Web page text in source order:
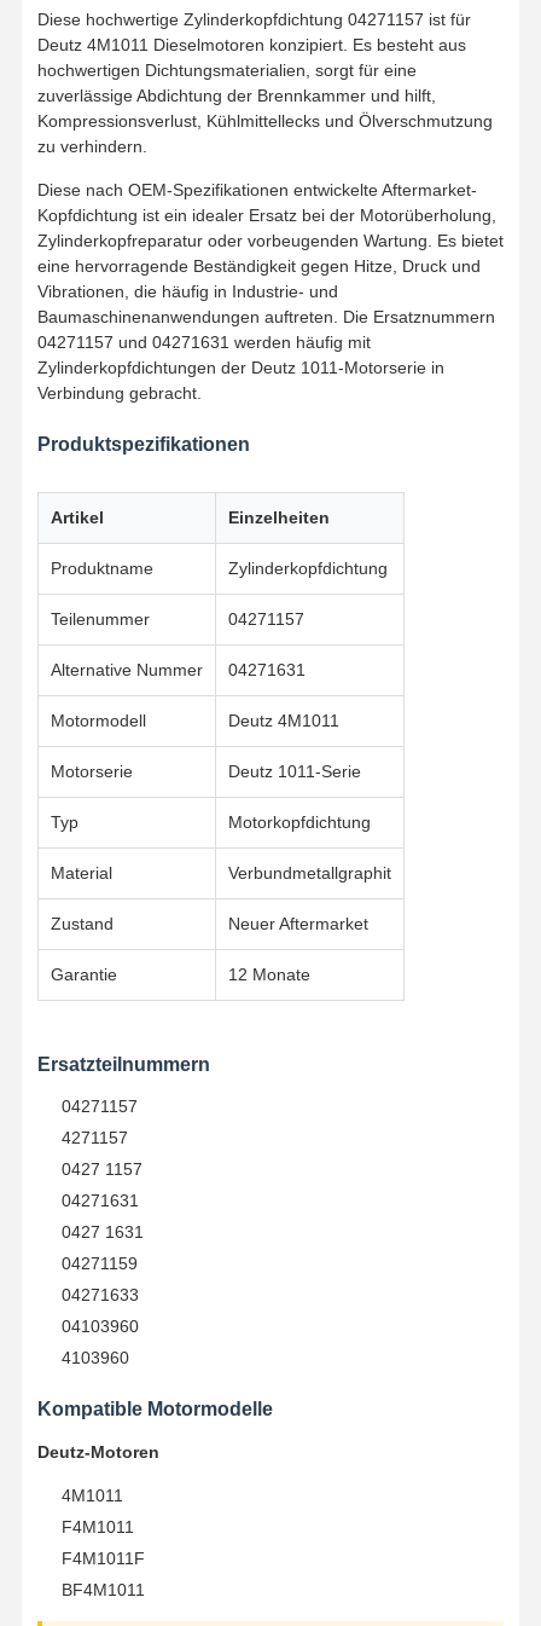
Rolle
Komatsu -Baggermotorteile
MITSUBISHI-Bagger Engine Parts
Cummins Motorteile
YANMAR Motorteile
Isuzu Excavator Engine Parts
Diese hochwertige Zylinderkopfdichtung 04271157 ist für
Deutz 4M1011 Dieselmotoren konzipiert. Es besteht aus
hochwertigen Dichtungsmaterialien, sorgt für eine
zuverlässige Abdichtung der Brennkammer und hilft,
Kompressionsverlust, Kühlmittellecks und Ölverschmutzung
zu verhindern.
Diese nach OEM-Spezifikationen entwickelte Aftermarket-
Kopfdichtung ist ein idealer Ersatz bei der Motorüberholung,
Zylinderkopfreparatur oder vorbeugenden Wartung. Es bietet
eine hervorragende Beständigkeit gegen Hitze, Druck und
Vibrationen, die häufig in Industrie- und
Baumaschinenanwendungen auftreten. Die Ersatznummern
04271157 und 04271631 werden häufig mit
Zylinderkopfdichtungen der Deutz 1011-Motorserie in
Verbindung gebracht.
Produktspezifikationen
Artikel Einzelheiten
Produktname Zylinderkopfdichtung
Teilenummer 04271157
Alternative Nummer 04271631
Motormodell Deutz 4M1011
Motorserie Deutz 1011-Serie
Typ Motorkopfdichtung
Material Verbundmetallgraphit
Zustand Neuer Aftermarket
Garantie 12 Monate
Ersatzteilnummern
04271157
4271157
0427 1157
04271631
0427 1631
04271159
04271633
04103960
4103960
Kompatible Motormodelle
Deutz-Motoren
4M1011
F4M1011
F4M1011F
BF4M1011